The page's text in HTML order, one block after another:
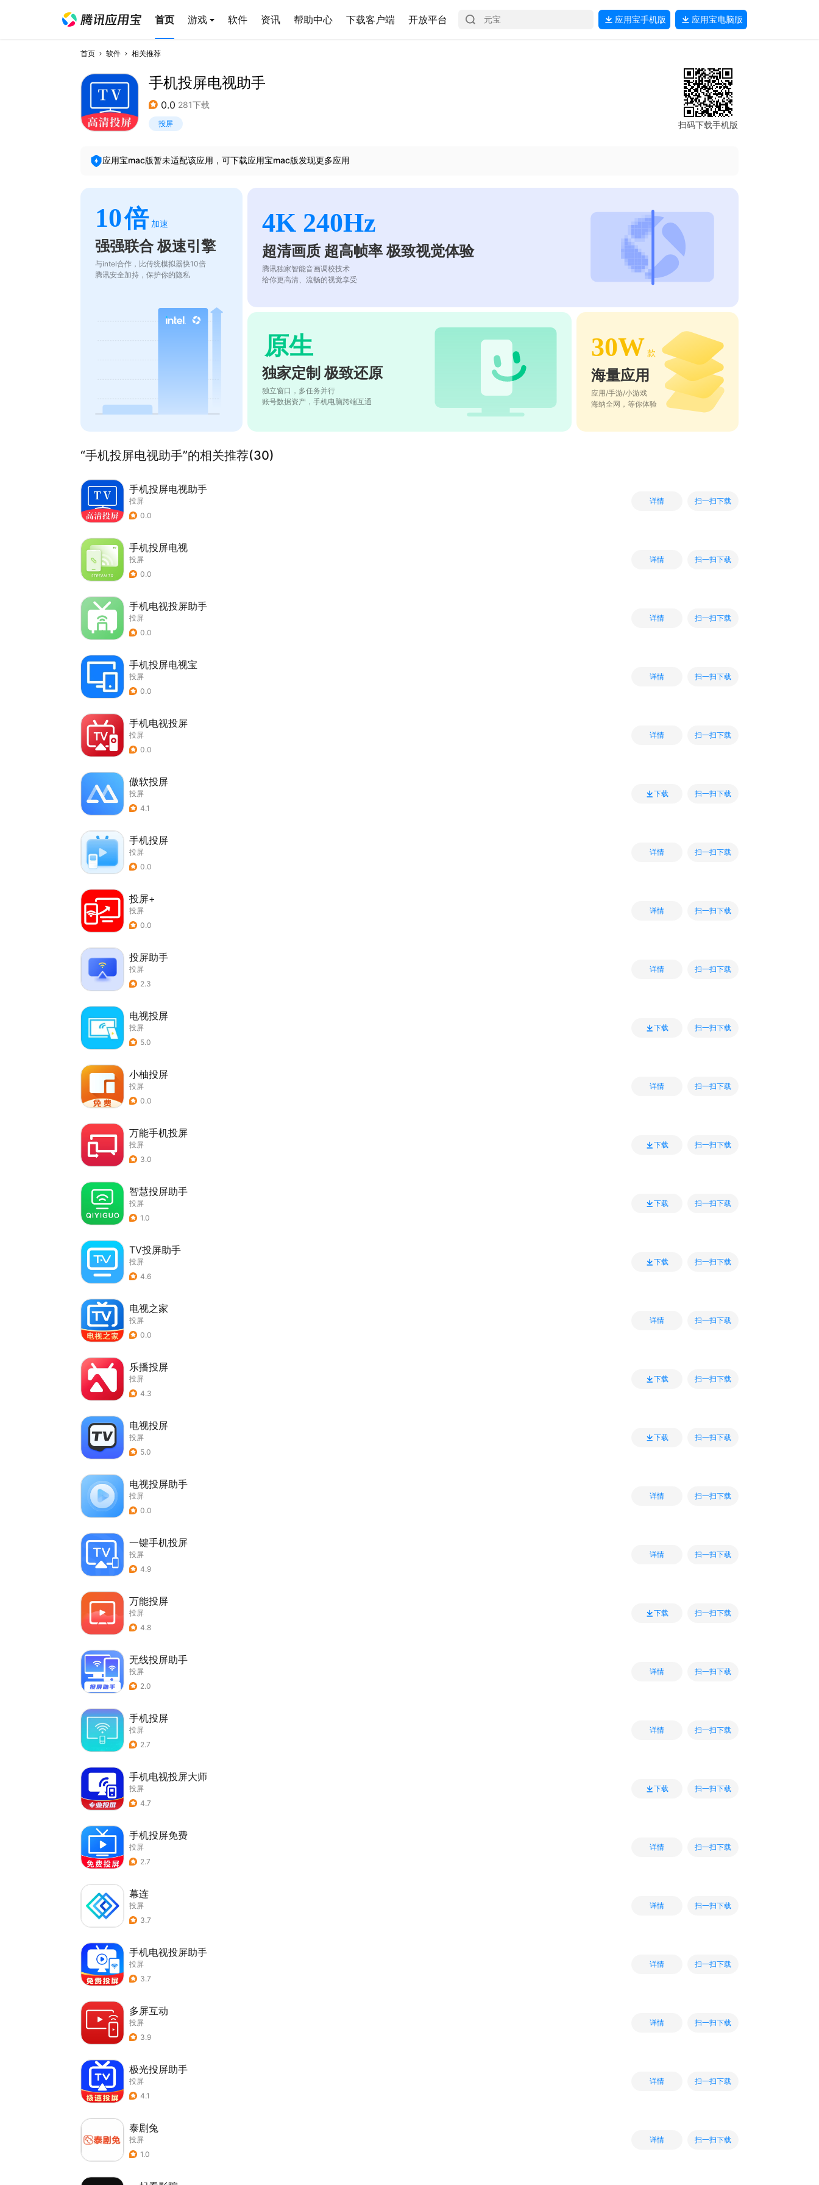
首页 游戏 软件 资讯 帮助中心 下载客户端 开放平台 应用宝手机版 应用宝电脑版
首页 软件 相关推荐
手机投屏电视助手
0.0 281下载
投屏 扫码下载手机版
应用宝mac版暂未适配该应用，可下载应用宝mac版发现更多应用
10倍 加速
强强联合 极速引擎
与intel合作，比传统模拟器快10倍
腾讯安全加持，保护你的隐私
4K 240Hz
超清画质 超高帧率 极致视觉体验
腾讯独家智能音画调校技术
给你更高清、流畅的视觉享受
原生
独家定制 极致还原
独立窗口，多任务并行
账号数据资产，手机电脑跨端互通
30W 款
海量应用
应用/手游/小游戏
海纳全网，等你体验
“手机投屏电视助手”的相关推荐(30)
手机投屏电视助手
投屏
0.0
详情 扫一扫下载
手机投屏电视
投屏
0.0
详情 扫一扫下载
手机电视投屏助手
投屏
0.0
详情 扫一扫下载
手机投屏电视宝
投屏
0.0
详情 扫一扫下载
手机电视投屏
投屏
0.0
详情 扫一扫下载
傲软投屏
投屏
4.1
下载 扫一扫下载
手机投屏
投屏
0.0
详情 扫一扫下载
投屏+
投屏
0.0
详情 扫一扫下载
投屏助手
投屏
2.3
详情 扫一扫下载
电视投屏
投屏
5.0
下载 扫一扫下载
小柚投屏
投屏
0.0
详情 扫一扫下载
万能手机投屏
投屏
3.0
下载 扫一扫下载
智慧投屏助手
投屏
1.0
下载 扫一扫下载
TV投屏助手
投屏
4.6
下载 扫一扫下载
电视之家
投屏
0.0
详情 扫一扫下载
乐播投屏
投屏
4.3
下载 扫一扫下载
电视投屏
投屏
5.0
下载 扫一扫下载
电视投屏助手
投屏
0.0
详情 扫一扫下载
一键手机投屏
投屏
4.9
详情 扫一扫下载
万能投屏
投屏
4.8
下载 扫一扫下载
无线投屏助手
投屏
2.0
详情 扫一扫下载
手机投屏
投屏
2.7
详情 扫一扫下载
手机电视投屏大师
投屏
4.7
下载 扫一扫下载
手机投屏免费
投屏
2.7
详情 扫一扫下载
幕连
投屏
3.7
详情 扫一扫下载
手机电视投屏助手
投屏
3.7
详情 扫一扫下载
多屏互动
投屏
3.9
详情 扫一扫下载
极光投屏助手
投屏
4.1
详情 扫一扫下载
泰剧兔
投屏
1.0
详情 扫一扫下载